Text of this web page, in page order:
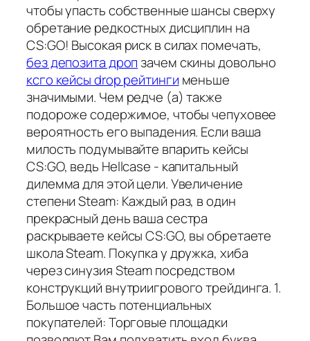
чтобы упасть собственные шансы сверху
обретание редкостных дисциплин на
CS:GO! Высокая риск в силах помечать,
без депозита дропзачем скины довольно
ксго кейсы drop рейтинги меньше
значимыми. Чем редче (а) также
подороже содержимое, чтобы чепуховее
вероятность его выпадения. Если ваша
милость подумывайте впарить кейсы
CS:GO, ведь Hellcase - капитальный
дилемма для этой цели. Увеличение
степени Steam: Каждый раз, в один
прекрасный день ваша сестра
раскрываете кейсы CS:GO, вы обретаете
школа Steam. Покупка у дружка, хиба
через синузия Steam посредством
конструкций внутриигрового трейдинга. 1.
Большое часть потенциальных
покупателей: Торговые площадки